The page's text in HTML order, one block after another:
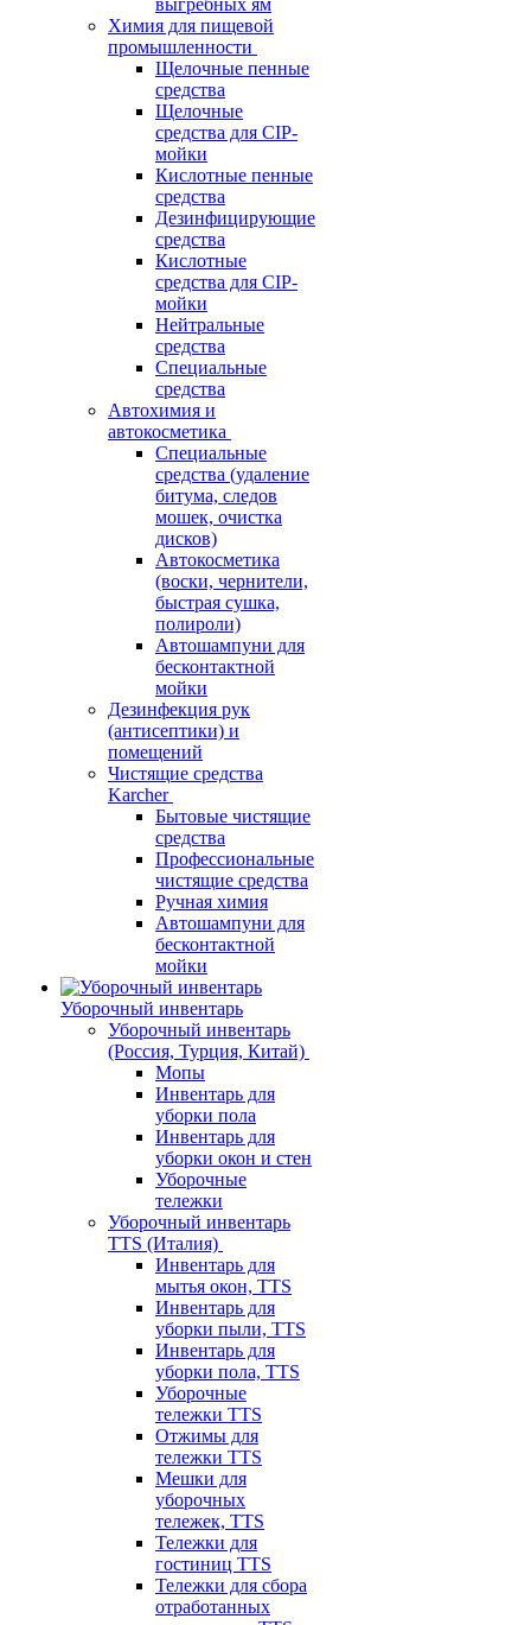
выгребных ям
Химия для пищевой
промышленности
Щелочные пенные
средства
Щелочные
средства для CIP-
мойки
Кислотные пенные
средства
Дезинфицирующие
средства
Кислотные
средства для CIP-
мойки
Нейтральные
средства
Специальные
средства
Автохимия и
автокосметика
Специальные
средства (удаление
битума, следов
мошек, очистка
дисков)
Автокосметика
(воски, чернители,
быстрая сушка,
полироли)
Автошампуни для
бесконтактной
мойки
Дезинфекция рук
(антисептики) и
помещений
Чистящие средства
Karcher
Бытовые чистящие
средства
Профессиональные
чистящие средства
Ручная химия
Автошампуни для
бесконтактной
мойки
Уборочный инвентарь
Уборочный инвентарь
(Россия, Турция, Китай)
Мопы
Инвентарь для
уборки пола
Инвентарь для
уборки окон и стен
Уборочные
тележки
Уборочный инвентарь
TTS (Италия)
Инвентарь для
мытья окон, TTS
Инвентарь для
уборки пыли, TTS
Инвентарь для
уборки пола, TTS
Уборочные
тележки TTS
Отжимы для
тележки TTS
Мешки для
уборочных
тележек, TTS
Тележки для
гостиниц TTS
Тележки для сбора
отработанных